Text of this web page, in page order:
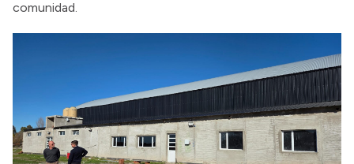
comunidad.